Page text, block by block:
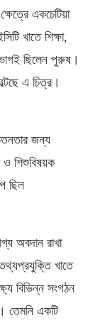
একচেটিয়া
খাতে শিক্ষা,
ভাগই ছিলেন পুরুষ।
এ চিত্র।
জন্য
ও শিশুবিষয়ক
ছিল
অবদান রাখা
খাতে
বিভিন্ন সংগঠন
তেমনি একটি